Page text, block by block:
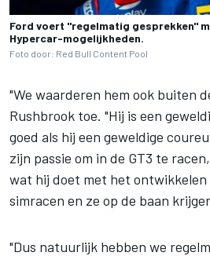
Ford voert "regelmatig gesprekken"
Hypercar-mogelijkheden.
Foto door: Red Bull Content Pool
"We waarderen hem ook buiten
Rushbrook toe. "Hij is een
goed als hij een geweldige
zijn passie om in de GT3 te
wat hij doet met het ontwikkelen
simracen en ze op de baan
"Dus natuurlijk hebben we